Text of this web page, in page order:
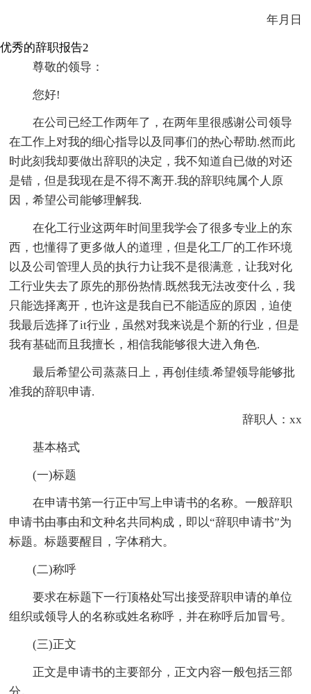
年月日
优秀的辞职报告2
尊敬的领导：
您好!
在公司已经工作两年了，在两年里很感谢公司领导
在工作上对我的细心指导以及同事们的热心帮助.然而此
时此刻我却要做出辞职的决定，我不知道自已做的对还
是错，但是我现在是不得不离开.我的辞职纯属个人原
因，希望公司能够理解我.
在化工行业这两年时间里我学会了很多专业上的东
西，也懂得了更多做人的道理，但是化工厂的工作环境
以及公司管理人员的执行力让我不是很满意，让我对化
工行业失去了原先的那份热情.既然我无法改变什么，我
只能选择离开，也许这是我自已不能适应的原因，迫使
我最后选择了it行业，虽然对我来说是个新的行业，但是
我有基础而且我擅长，相信我能够很大进入角色.
最后希望公司蒸蒸日上，再创佳绩.希望领导能够批
准我的辞职申请.
辞职人：xx
基本格式
(一)标题
在申请书第一行正中写上申请书的名称。一般辞职
申请书由事由和文种名共同构成，即以“辞职申请书”为
标题。标题要醒目，字体稍大。
(二)称呼
要求在标题下一行顶格处写出接受辞职申请的单位
组织或领导人的名称或姓名称呼，并在称呼后加冒号。
(三)正文
正文是申请书的主要部分，正文内容一般包括三部